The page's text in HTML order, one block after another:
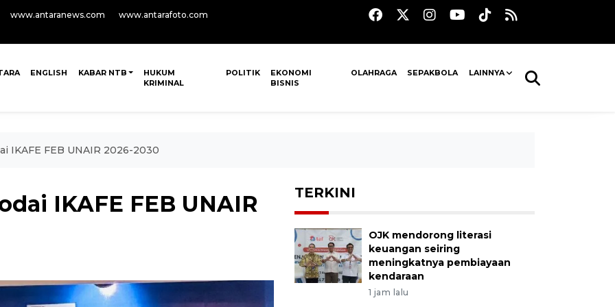
www.antaranews.com www.antarafoto.com
ENGLISH KABAR NTB
HUKUM
KRIMINAL
POLITIK
EKONOMI
BISNIS
OLAHRAGA SEPAKBOLA LAINNYA
IKAFE FEB UNAIR 2026-2030
IKAFE FEB UNAIR TERKINI
OJK mendorong literasi
keuangan seiring
meningkatnya pembiayaan
kendaraan
1 jam lalu